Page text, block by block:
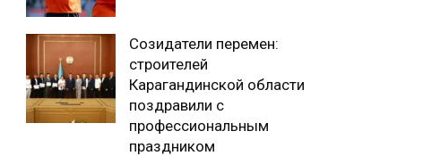
Созидатели перемен:
строителей
Карагандинской области
поздравили с
профессиональным
праздником